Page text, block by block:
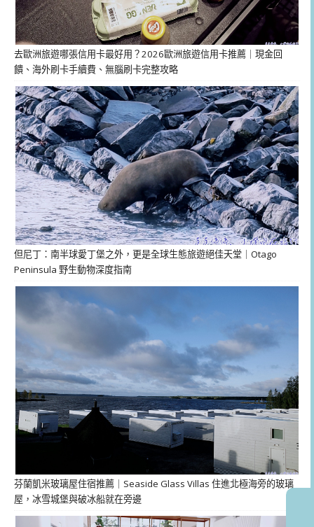
去歐洲旅遊哪張信用卡最好用？2026歐洲旅遊信用卡推薦｜現金回
饋、海外刷卡手續費、無腦刷卡完整攻略
但尼丁：南半球愛丁堡之外，更是全球生態旅遊絕佳天堂｜Otago
Peninsula 野生動物深度指南
芬蘭凱米玻璃屋住宿推薦｜Seaside Glass Villas 住進北極海旁的玻璃
屋，冰雪城堡與破冰船就在旁邊